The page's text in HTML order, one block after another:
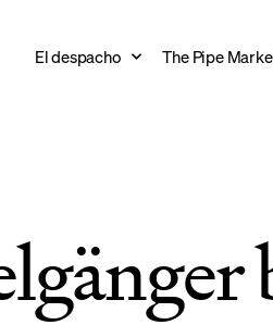
El despacho The Pipe